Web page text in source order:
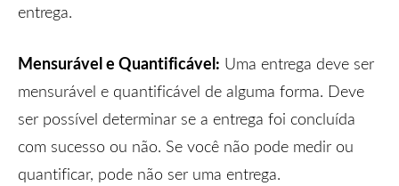
entrega.
Mensurável e Quantificável: Uma entrega deve ser
mensurável e quantificável de alguma forma. Deve
ser possível determinar se a entrega foi concluída
com sucesso ou não. Se você não pode medir ou
quantificar, pode não ser uma entrega.